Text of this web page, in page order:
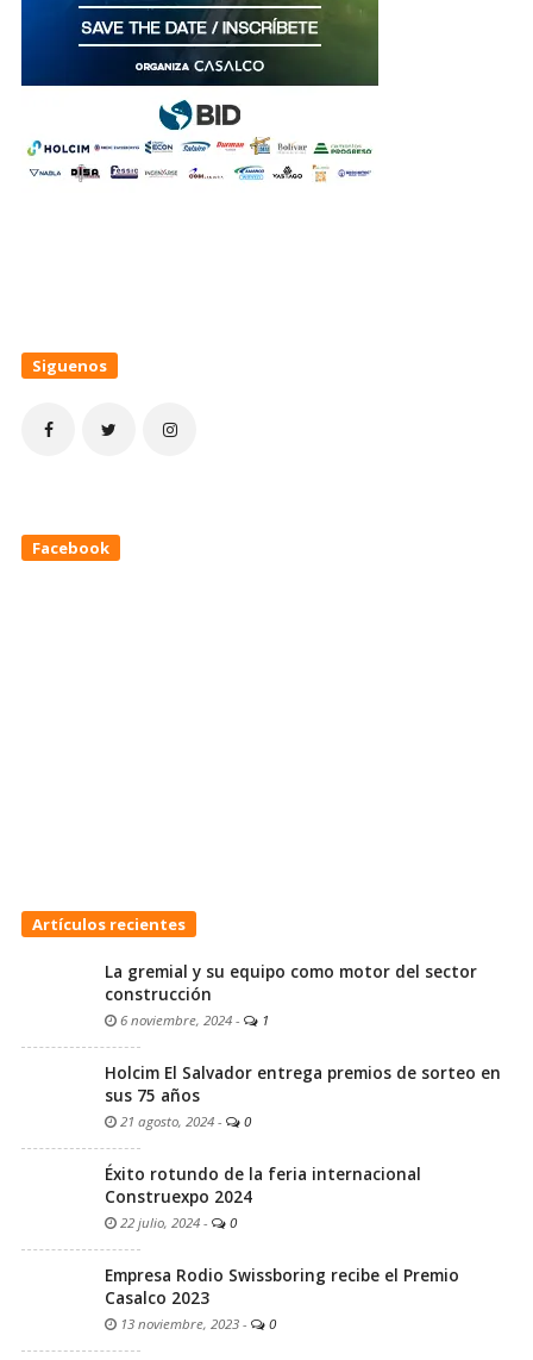
Siguenos
Facebook
Artículos recientes
La gremial y su equipo como motor del sector
construcción
6 noviembre, 2024 - 1
Holcim El Salvador entrega premios de sorteo en
sus 75 años
21 agosto, 2024 - 0
Éxito rotundo de la feria internacional
Construexpo 2024
22 julio, 2024 - 0
Empresa Rodio Swissboring recibe el Premio
Casalco 2023
13 noviembre, 2023 - 0